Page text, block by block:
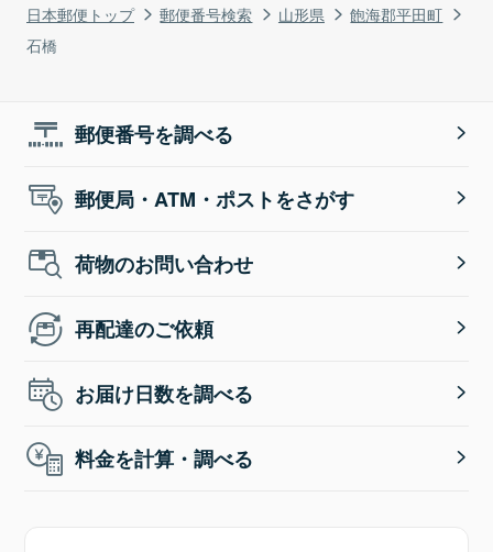
日本郵便トップ 郵便番号検索 山形県
飽海郡平田町
石橋
郵便番号を調べる
郵便局・ATM・ポストをさがす
荷物のお問い合わせ
再配達のご依頼
お届け日数を調べる
料金を計算・調べる